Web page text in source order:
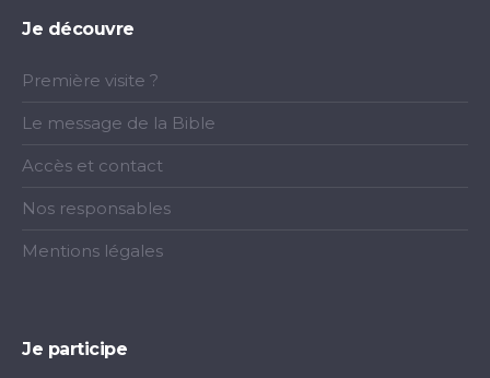
Je découvre
Première visite ?
Le message de la Bible
Accès et contact
Nos responsables
Mentions légales
Je participe